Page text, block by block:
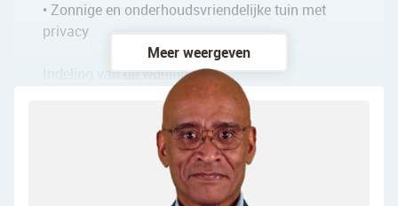
• Zonnige en onderhoudsvriendelijke tuin met
privacy
Indeling van de woning:
Via de netjes betegelde voortuin bereik je de
(fietsen)berging en voordeur van de woning. Na
binnenkomst word je verwelkomd in een ruime
entreehal, die is afgewerkt met een donkere
Meer weergeven